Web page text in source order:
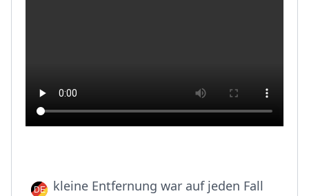
kleine Entfernung war auf jeden Fall